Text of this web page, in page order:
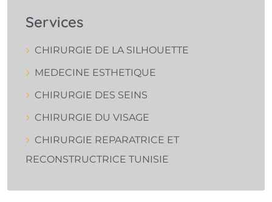
Services
CHIRURGIE DE LA SILHOUETTE
MEDECINE ESTHETIQUE
CHIRURGIE DES SEINS
CHIRURGIE DU VISAGE
CHIRURGIE REPARATRICE ET
RECONSTRUCTRICE TUNISIE